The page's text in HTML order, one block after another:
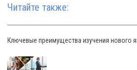
Читайте также:
Ключевые преимущества изучения нового